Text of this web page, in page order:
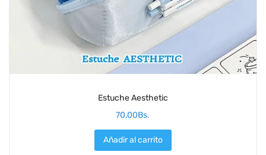
Estuche Aesthetic
70,00Bs.
Añadir al carrito